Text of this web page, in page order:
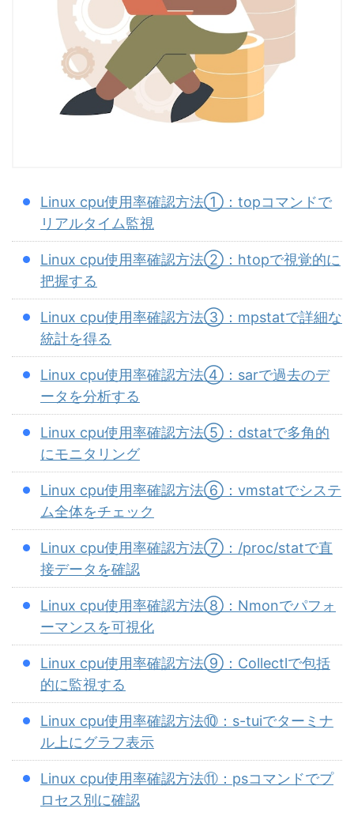
Linux cpu使用率確認方法①：topコマンドで
リアルタイム監視
Linux cpu使用率確認方法②：htopで視覚的に
把握する
Linux cpu使用率確認方法③：mpstatで詳細な
統計を得る
Linux cpu使用率確認方法④：sarで過去のデ
ータを分析する
Linux cpu使用率確認方法⑤：dstatで多角的
にモニタリング
Linux cpu使用率確認方法⑥：vmstatでシステ
ム全体をチェック
Linux cpu使用率確認方法⑦：/proc/statで直
接データを確認
Linux cpu使用率確認方法⑧：Nmonでパフォ
ーマンスを可視化
Linux cpu使用率確認方法⑨：Collectlで包括
的に監視する
Linux cpu使用率確認方法⑩：s-tuiでターミナ
ル上にグラフ表示
Linux cpu使用率確認方法⑪：psコマンドでプ
ロセス別に確認